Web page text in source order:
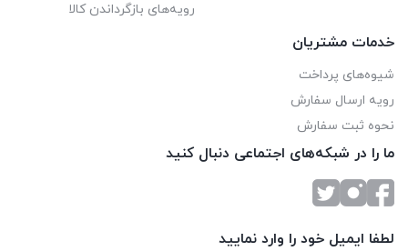
رویه‌های بازگرداندن کالا
خدمات مشتریان
شیوه‌های پرداخت
رویه ارسال سفارش
نحوه ثبت سفارش
ما را در شبکه‌های اجتماعی دنبال کنید
لطفا ایمیل خود را وارد نمایید